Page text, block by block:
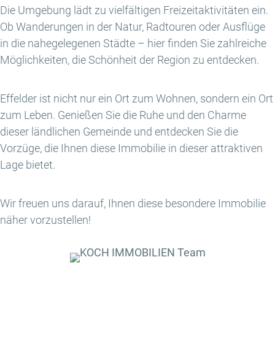
Die Umgebung lädt zu vielfältigen Freizeitaktivitäten ein.
Ob Wanderungen in der Natur, Radtouren oder Ausflüge
in die nahegelegenen Städte – hier finden Sie zahlreiche
Möglichkeiten, die Schönheit der Region zu entdecken.
Effelder ist nicht nur ein Ort zum Wohnen, sondern ein Ort
zum Leben. Genießen Sie die Ruhe und den Charme
dieser ländlichen Gemeinde und entdecken Sie die
Vorzüge, die Ihnen diese Immobilie in dieser attraktiven
Lage bietet.
Wir freuen uns darauf, Ihnen diese besondere Immobilie
näher vorzustellen!